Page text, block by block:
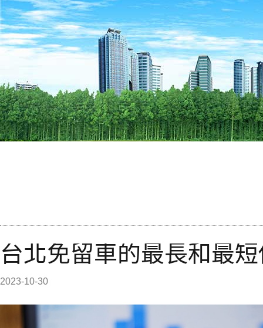
台北免留車的最長和最
2023-10-30